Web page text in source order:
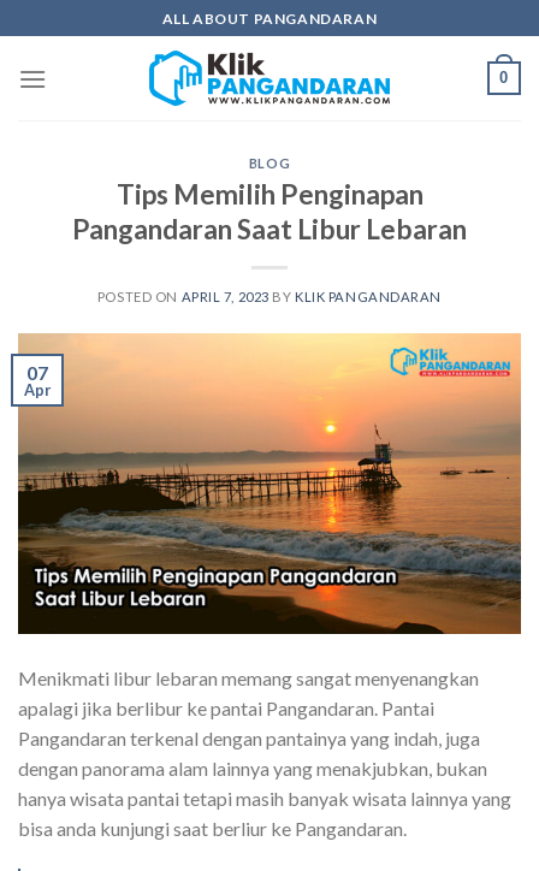
to
content
ALL ABOUT PANGANDARAN
0
BLOG
Tips Memilih Penginapan
Pangandaran Saat Libur Lebaran
POSTED ON APRIL 7, 2023 BY KLIK PANGANDARAN
07
Apr
Menikmati libur lebaran memang sangat menyenangkan
apalagi jika berlibur ke pantai Pangandaran. Pantai
Pangandaran terkenal dengan pantainya yang indah, juga
dengan panorama alam lainnya yang menakjubkan, bukan
hanya wisata pantai tetapi masih banyak wisata lainnya yang
bisa anda kunjungi saat berliur ke Pangandaran.